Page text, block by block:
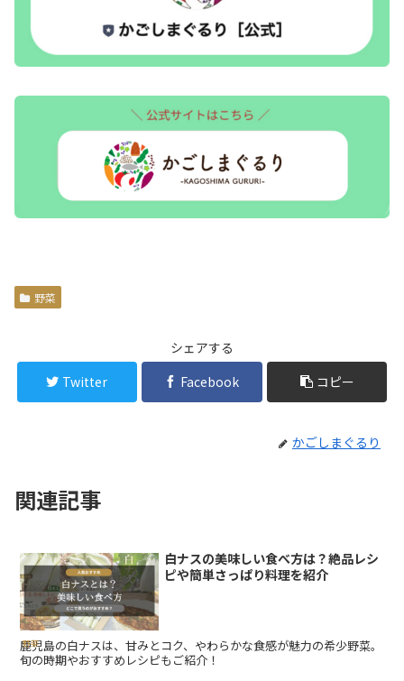
野菜
シェアする
Twitter
Facebook コピー
かごしまぐるり
関連記事
野菜
白ナスの美味しい食べ方は？絶品レシ
ピや簡単さっぱり料理を紹介
鹿児島の白ナスは、甘みとコク、やわらかな食感が魅力の希少野菜。
旬の時期やおすすめレシピもご紹介！